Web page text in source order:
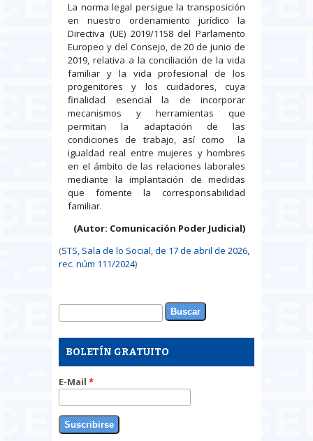
La norma legal persigue la transposición
en nuestro ordenamiento jurídico la
Directiva (UE) 2019/1158 del Parlamento
Europeo y del Consejo, de 20 de junio de
2019, relativa a la conciliación de la vida
familiar y la vida profesional de los
progenitores y los cuidadores, cuya
finalidad esencial la de incorporar
mecanismos y herramientas que
permitan la adaptación de las
condiciones de trabajo, así como la
igualdad real entre mujeres y hombres
en el ámbito de las relaciones laborales
mediante la implantación de medidas
que fomente la corresponsabilidad
familiar.
(Autor: Comunicación Poder Judicial)
(STS, Sala de lo Social, de 17 de abril de 2026,
rec. núm 111/2024)
Formulario de búsqueda
Buscar
BOLETÍN GRATUITO
E-Mail *